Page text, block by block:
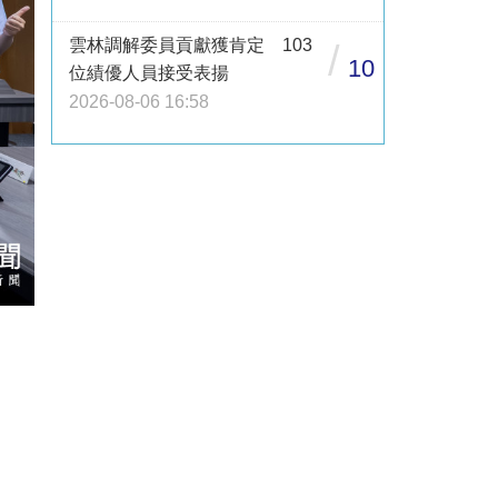
雲林調解委員貢獻獲肯定 103
位績優人員接受表揚
2026-08-06 16:58
/ 10